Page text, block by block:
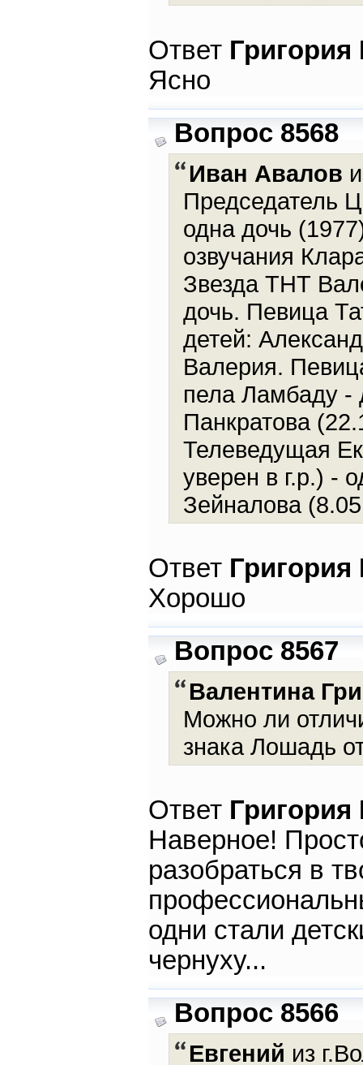
Ответ
Ясно
Вопрос 8568
Иван Авалов
Председатель
одна дочь
озвучания
Звезда ТНТ
дочь. Певица
детей:
Валерия.
пела Ламбаду
Панкратова
Телеведущая
уверен в г.р.) -
Зейналова
Ответ
Хорошо
Вопрос 8567
Валентина
Можно ли
знака Лошадь
Ответ
Наверное!
разобраться в
одни стали
чернуху...
Вопрос 8566
Евгений из